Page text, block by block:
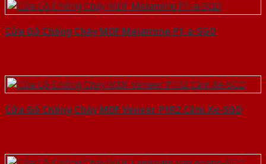
Cửa Gỗ Chống Cháy MDF Melamine P1-a-SGD
Cửa Gỗ Chống Cháy MDF Veneer P1R2 Căm Xe-SGD